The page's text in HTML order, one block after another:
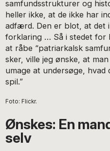
samfundsstrukturer og
heller ikke, at de ikke har
adfærd. Den er blot, at det
forklaring … Så i stedet for
at råbe “patriarkalsk
sker, ville jeg ønske, at
umage at undersøge,
spil.”
Foto: Flickr.
Ønskes: En
selv